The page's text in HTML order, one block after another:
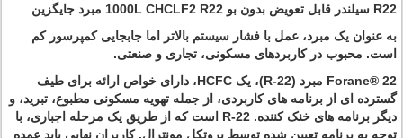
R22 سیلندر قابل تعویض بدون بو 1000L CHCLF2 R22 مبرد جایگزین
به عنوان یک مبرد، عمل با فشار سیستم بالاتر اما جابجایی کمپرسور کم
است. محبوب در کاربردهای مسکونی، تجاری و صنعتی.
Forane® 22 مبرد (R-22)، یک HCFC، دارای خواص ارائه برای طیف
گسترده ای از برنامه های کاربردی، از جمله تهویه مسکونی مطبوع، تبرید، و
دیگر برنامه های خنک کننده.
R-22 است که از طریق یک مرحله اجباری، با
توجه به برنامه تعیین شده توسط پروتکل مونترال. کاربران نهایی باید عمده